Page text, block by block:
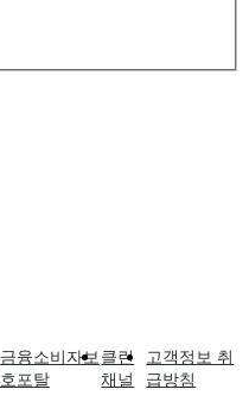
금융소비자보
호포탈
클린
채널
고객정보 취
급방침